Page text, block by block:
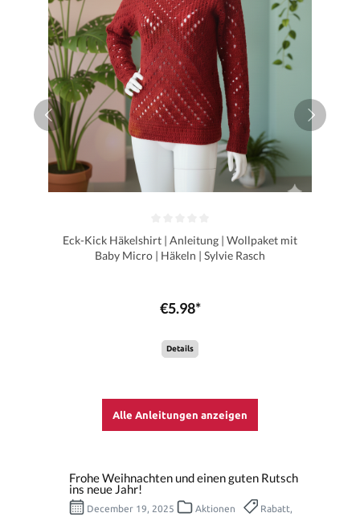
Eck-Kick Häkelshirt | Anleitung | Wollpaket mit
Baby Micro | Häkeln | Sylvie Rasch
€5.98*
Details
Alle Anleitungen anzeigen
Frohe Weihnachten und einen guten Rutsch
ins neue Jahr!
December 19, 2025 Aktionen
Rabatt,